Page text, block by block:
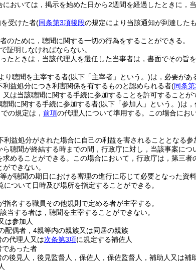
においては，掲示を始めた日から2週間を経過したときに，
受けた者(同条第3項後段の規定により当該通知が到達した
のために，聴聞に関する一切の行為をすることができる。
証明しなければならない。
たときは，当該代理人を選任した当事者は，書面でその旨
り聴聞を主宰する者(以下「主宰者」という。)は，必要があ
利益処分につき利害関係を有するものと認められる者(同条
は当該聴聞に関する手続に参加することを許可することが
聞に関する手続に参加する者(以下「参加人」という。)は，
での規定は， 前項の代理人について準用する。 この場合にお
利益処分がされた場合に自己の利益を害されることとなる参
聴聞が終結する時までの間，行政庁に対し，当該事案に
めることができる。
この場合において，行政庁は，第三
できない。
が聴聞の期日における審理の進行に応じて必要となった資
について日時及び場所を指定することができる。
指名する職員その他規則で定める者が主宰する。
当する者は，聴聞を主宰することができない。
は参加人
配偶者，4親等内の親族又は同居の親族
代理人又は次条第3項に規定する補佐人
であった者
の後見人，後見監督人，保佐人，保佐監督人，補助人又は補